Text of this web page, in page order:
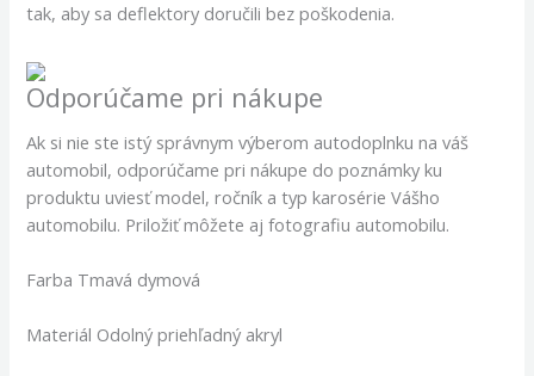
tak, aby sa deflektory doručili bez poškodenia.
Odporúčame pri nákupe
Ak si nie ste istý správnym výberom autodoplnku na váš
automobil, odporúčame pri nákupe do poznámky ku
produktu uviesť model, ročník a typ karosérie Vášho
automobilu. Priložiť môžete aj fotografiu automobilu.
Farba Tmavá dymová
Materiál Odolný priehľadný akryl